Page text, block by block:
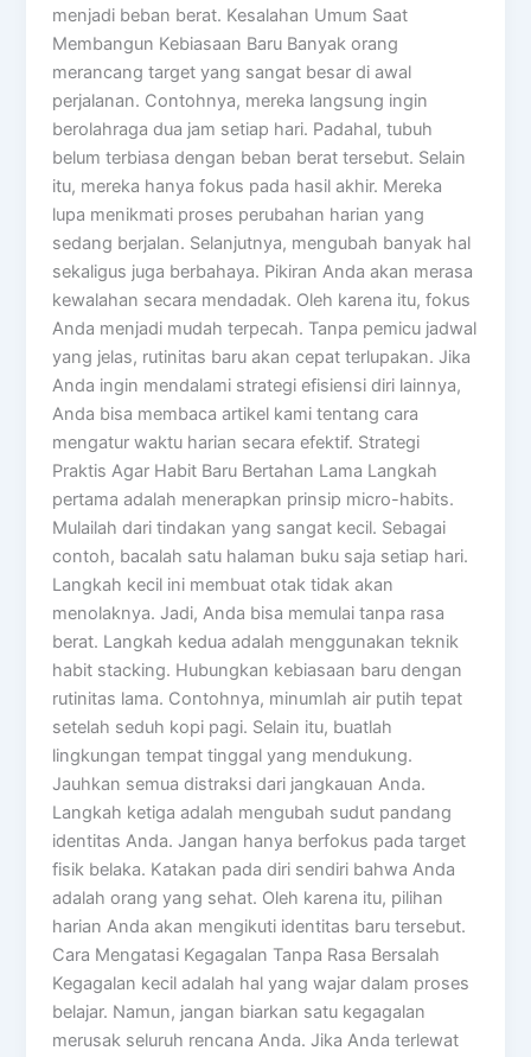
menjadi beban berat. Kesalahan Umum Saat
Membangun Kebiasaan Baru Banyak orang
merancang target yang sangat besar di awal
perjalanan. Contohnya, mereka langsung ingin
berolahraga dua jam setiap hari. Padahal, tubuh
belum terbiasa dengan beban berat tersebut. Selain
itu, mereka hanya fokus pada hasil akhir. Mereka
lupa menikmati proses perubahan harian yang
sedang berjalan. Selanjutnya, mengubah banyak hal
sekaligus juga berbahaya. Pikiran Anda akan merasa
kewalahan secara mendadak. Oleh karena itu, fokus
Anda menjadi mudah terpecah. Tanpa pemicu jadwal
yang jelas, rutinitas baru akan cepat terlupakan. Jika
Anda ingin mendalami strategi efisiensi diri lainnya,
Anda bisa membaca artikel kami tentang cara
mengatur waktu harian secara efektif. Strategi
Praktis Agar Habit Baru Bertahan Lama Langkah
pertama adalah menerapkan prinsip micro-habits.
Mulailah dari tindakan yang sangat kecil. Sebagai
contoh, bacalah satu halaman buku saja setiap hari.
Langkah kecil ini membuat otak tidak akan
menolaknya. Jadi, Anda bisa memulai tanpa rasa
berat. Langkah kedua adalah menggunakan teknik
habit stacking. Hubungkan kebiasaan baru dengan
rutinitas lama. Contohnya, minumlah air putih tepat
setelah seduh kopi pagi. Selain itu, buatlah
lingkungan tempat tinggal yang mendukung.
Jauhkan semua distraksi dari jangkauan Anda.
Langkah ketiga adalah mengubah sudut pandang
identitas Anda. Jangan hanya berfokus pada target
fisik belaka. Katakan pada diri sendiri bahwa Anda
adalah orang yang sehat. Oleh karena itu, pilihan
harian Anda akan mengikuti identitas baru tersebut.
Cara Mengatasi Kegagalan Tanpa Rasa Bersalah
Kegagalan kecil adalah hal yang wajar dalam proses
belajar. Namun, jangan biarkan satu kegagalan
merusak seluruh rencana Anda. Jika Anda terlewat